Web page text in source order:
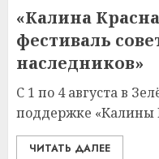
«Калина
фестиваль
наследников»
С 1 по 4 августа в
поддержке «Калины
ЧИТАТЬ ДАЛЕЕ